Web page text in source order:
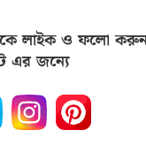
লাইক ও ফলো করুন
এর জন্যে